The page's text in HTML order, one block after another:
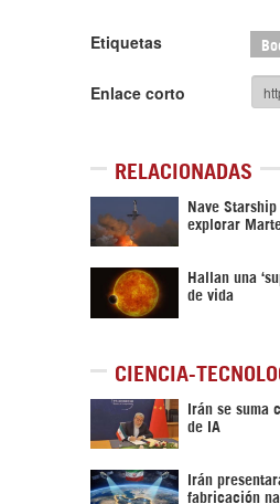
Etiquetas
Enlace corto
RELACIONADAS
Nave
explorar
Hallan una
de vida
CIENCIA-
Irán se suma
de IA
Irán
fabricación